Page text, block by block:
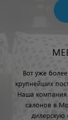
Вот уже
крупнейших
Наша компания
салонов в